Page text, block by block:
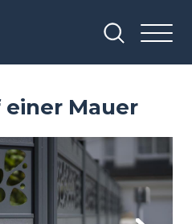
einer Mauer